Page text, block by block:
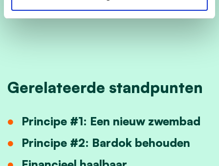
tegen zit.
Gerelateerde standpunten
Principe #1: Een nieuw zwembad
Principe #2: Bardok behouden